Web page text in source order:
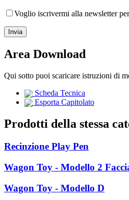
Voglio iscrivermi alla newsletter
Area Download
Qui sotto puoi scaricare istruzioni di
Scheda Tecnica
Esporta Capitolato
Prodotti della stessa
Recinzione Play Pen
Wagon Toy - Modello 2
Wagon Toy - Modello D